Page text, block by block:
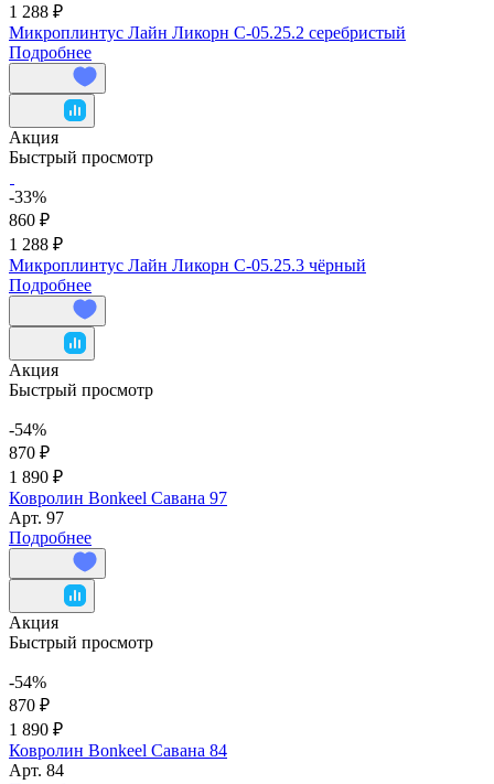
1 288 ₽
Микроплинтус Лайн Ликорн С-05.25.2 серебристый
Подробнее
Акция
Быстрый просмотр
-33%
860 ₽
1 288 ₽
Микроплинтус Лайн Ликорн С-05.25.3 чёрный
Подробнее
Акция
Быстрый просмотр
-54%
870 ₽
1 890 ₽
Ковролин Bonkeel Савана 97
Арт. 97
Подробнее
Акция
Быстрый просмотр
-54%
870 ₽
1 890 ₽
Ковролин Bonkeel Савана 84
Арт. 84